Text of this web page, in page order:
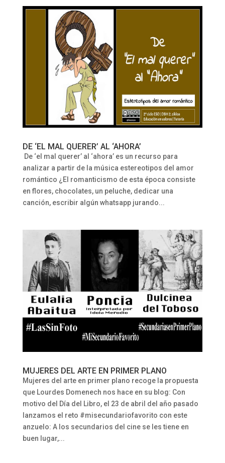
DE ‘EL MAL QUERER’ AL ‘AHORA’
De ‘el mal querer’ al ‘ahora’ es un recurso para
analizar a partir de la música estereotipos del amor
romántico ¿El romanticismo de esta época consiste
en flores, chocolates, un peluche, dedicar una
canción, escribir algún whatsapp jurando...
MUJERES DEL ARTE EN PRIMER PLANO
Mujeres del arte en primer plano recoge la propuesta
que Lourdes Domenech nos hace en su blog: Con
motivo del Día del Libro, el 23 de abril del año pasado
lanzamos el reto #misecundariofavorito con este
anzuelo: A los secundarios del cine se les tiene en
buen lugar,...